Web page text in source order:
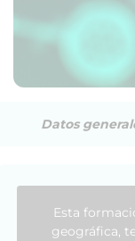
Datos
Esta
geográfica,